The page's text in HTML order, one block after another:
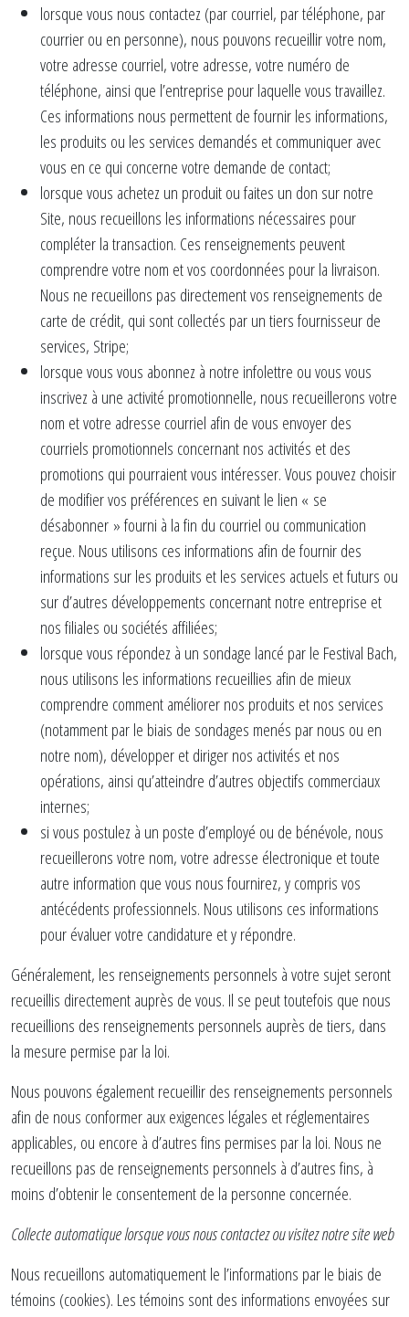
lorsque vous nous contactez (par courriel, par téléphone, par
courrier ou en personne), nous pouvons recueillir votre nom,
votre adresse courriel, votre adresse, votre numéro de
téléphone, ainsi que l’entreprise pour laquelle vous travaillez.
Ces informations nous permettent de fournir les informations,
les produits ou les services demandés et communiquer avec
vous en ce qui concerne votre demande de contact;
lorsque vous achetez un produit ou faites un don sur notre
Site, nous recueillons les informations nécessaires pour
compléter la transaction. Ces renseignements peuvent
comprendre votre nom et vos coordonnées pour la livraison.
Nous ne recueillons pas directement vos renseignements de
carte de crédit, qui sont collectés par un tiers fournisseur de
services, Stripe;
lorsque vous vous abonnez à notre infolettre ou vous vous
inscrivez à une activité promotionnelle, nous recueillerons votre
nom et votre adresse courriel afin de vous envoyer des
courriels promotionnels concernant nos activités et des
promotions qui pourraient vous intéresser. Vous pouvez choisir
de modifier vos préférences en suivant le lien « se
désabonner » fourni à la fin du courriel ou communication
reçue. Nous utilisons ces informations afin de fournir des
informations sur les produits et les services actuels et futurs ou
sur d’autres développements concernant notre entreprise et
nos filiales ou sociétés affiliées;
lorsque vous répondez à un sondage lancé par le Festival Bach,
nous utilisons les informations recueillies afin de mieux
comprendre comment améliorer nos produits et nos services
(notamment par le biais de sondages menés par nous ou en
notre nom), développer et diriger nos activités et nos
opérations, ainsi qu’atteindre d’autres objectifs commerciaux
internes;
si vous postulez à un poste d’employé ou de bénévole, nous
recueillerons votre nom, votre adresse électronique et toute
autre information que vous nous fournirez, y compris vos
antécédents professionnels. Nous utilisons ces informations
pour évaluer votre candidature et y répondre.
Généralement, les renseignements personnels à votre sujet seront
recueillis directement auprès de vous. Il se peut toutefois que nous
recueillions des renseignements personnels auprès de tiers, dans
la mesure permise par la loi.
Nous pouvons également recueillir des renseignements personnels
afin de nous conformer aux exigences légales et réglementaires
applicables, ou encore à d’autres fins permises par la loi. Nous ne
recueillons pas de renseignements personnels à d’autres fins, à
moins d’obtenir le consentement de la personne concernée.
Collecte automatique lorsque vous nous contactez ou visitez notre site web
Nous recueillons automatiquement le l’informations par le biais de
témoins (cookies). Les témoins sont des informations envoyées sur